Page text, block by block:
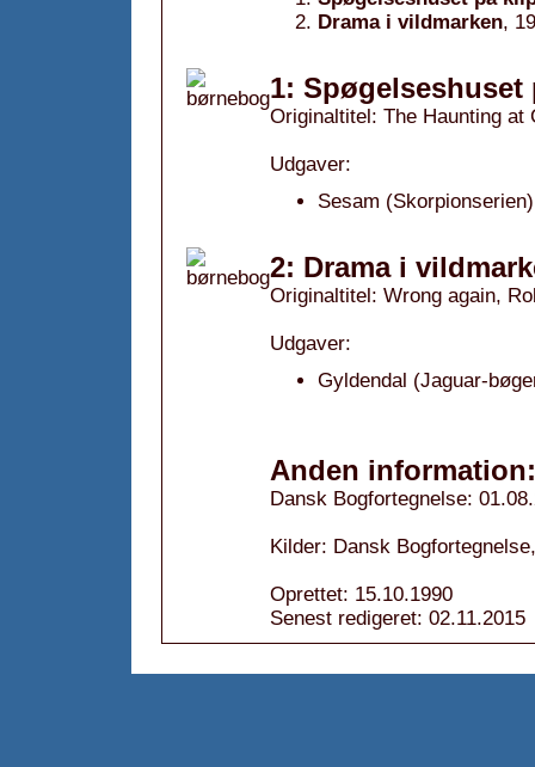
Drama i vildmarken,
1: Spøgelseshuset
Originaltitel: The Haunting at
Udgaver:
Sesam
2: Drama i
Originaltitel: Wrong again,
Udgaver:
Gyldendal (Jaguar-
Anden information:
Dansk Bogfortegnelse:
Kilder: Dansk
Oprettet: 15.10.1990
Senest redigeret: 02.11.2015